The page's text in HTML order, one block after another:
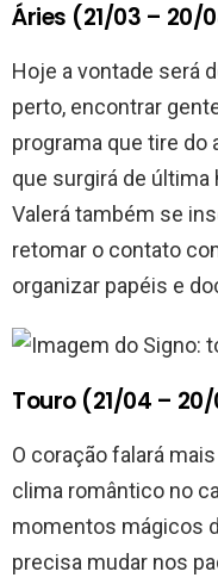
Áries (21/03 – 20/
Hoje a vontade será
perto, encontrar
programa que tire
que surgirá de última
Valerá também se
retomar o contato
organizar papéis e
Touro (21/04 –
O coração falará
clima romântico no
momentos mágicos
precisa mudar nos